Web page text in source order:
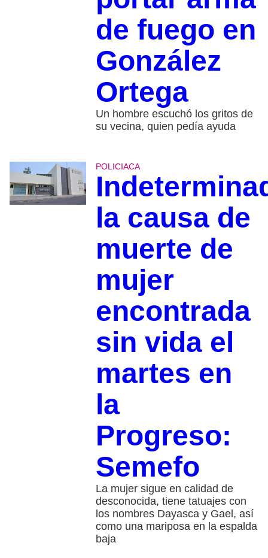
de fuego en
González
Ortega
Un hombre escuchó los gritos de
su vecina, quien pedía ayuda
POLICIACA
la causa de
muerte de
mujer
encontrada
sin vida el
martes en
la
Progreso:
Semefo
La mujer sigue en calidad de
desconocida, tiene tatuajes con
los nombres Dayasca y Gael, así
como una mariposa en la espalda
baja